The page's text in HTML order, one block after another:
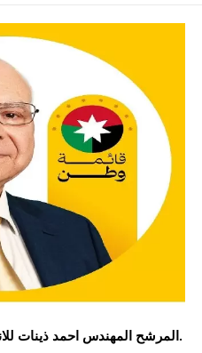
المرشح المهندس احمد ذينات للانتخابات النيابية ضمن قائمة وطن.